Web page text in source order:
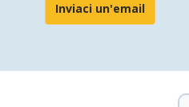
Inviaci un'email